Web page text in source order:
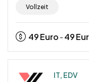
Vollzeit
49Euro - 49
IT, EDV